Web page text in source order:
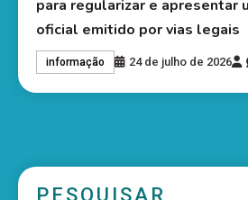
para regularizar e apresentar
oficial emitido por vias legais
informação 24 de julho de 2026
PESQUISAR